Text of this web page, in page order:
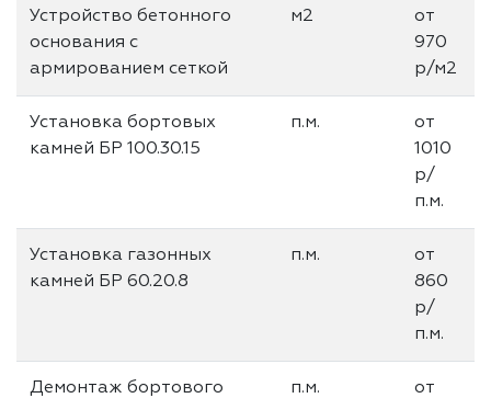
Устройство бетонного
основания с
армированием сеткой
м2
от
970
р/м2
Установка бортовых
камней БР 100.30.15
п.м.
от
1010
р/
п.м.
Установка газонных
камней БР 60.20.8
п.м.
от
860
р/
п.м.
Демонтаж бортового
п.м.
от